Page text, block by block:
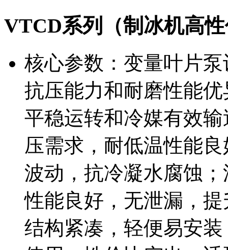
VTCD系列（制冰机高
核心参数：变量叶片
抗压能力和耐磨性能
平稳运转和冷媒有效
压需求，耐低温性能
波动，抗冷凝水腐蚀
性能良好，无泄漏，
结构紧凑，轻便易安